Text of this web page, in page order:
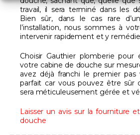
travail, il sera terminé dans les
Bien sûr, dans le cas rare
l’installation, nous sommes à
intervenir rapidement et y
Choisir Gauthier plomberie pour
votre cabine de douche sur
avez déjà franchi le premier
parfait car vous pouvez être sûr
sera méticuleusement gérée et
Laisser un avis sur la fourniture
douche